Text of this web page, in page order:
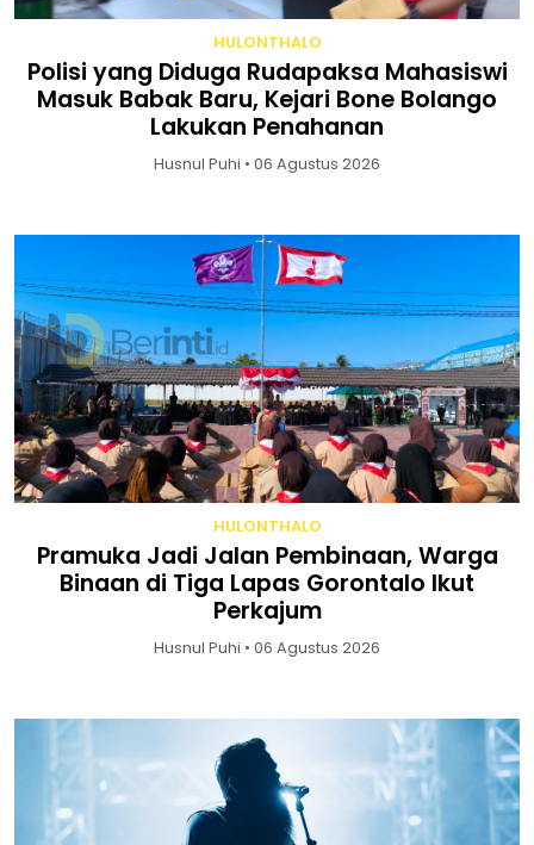
HULONTHALO
Polisi yang Diduga Rudapaksa Mahasiswi
Masuk Babak Baru, Kejari Bone Bolango
Lakukan Penahanan
Husnul Puhi • 06 Agustus 2026
HULONTHALO
Pramuka Jadi Jalan Pembinaan, Warga
Binaan di Tiga Lapas Gorontalo Ikut
Perkajum
Husnul Puhi • 06 Agustus 2026